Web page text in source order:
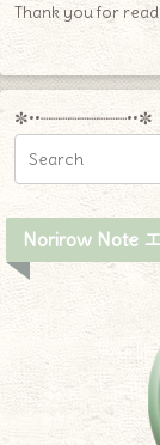
Thank you for
✼••┈┈┈┈┈┈┈┈┈••✼
Norirow Note